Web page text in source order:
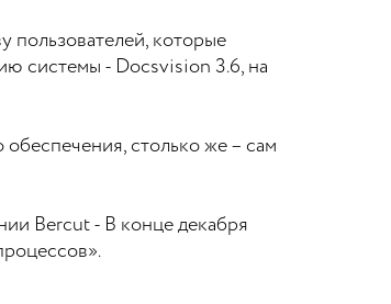
пользователей, которые
системы - Docsvision 3.6, на
столько же – сам
Bercut - В конце декабря